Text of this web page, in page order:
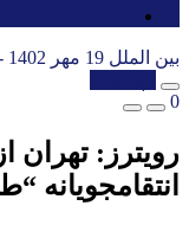
بین الملل 19 مهر 1402 - 3:10 ب.ظ
0
رویترز: تهران
انتقامجویانه